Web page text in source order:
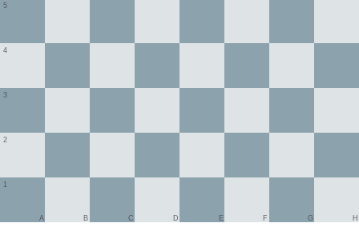
1
2
3
4
5
A B C D E F G H